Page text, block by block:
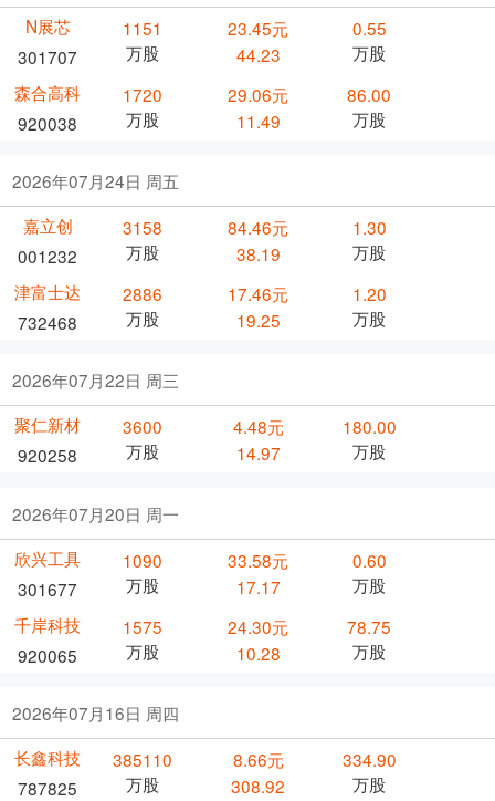
N展芯
301707
1151
万股
23.45元
44.23
0.55
万股
森合高科
920038
1720
万股
29.06元
11.49
86.00
万股
2026年07月24日 周五
嘉立创
001232
3158
万股
84.46元
38.19
1.30
万股
津富士达
732468
2886
万股
17.46元
19.25
1.20
万股
2026年07月22日 周三
聚仁新材
920258
3600
万股
4.48元
14.97
180.00
万股
2026年07月20日 周一
欣兴工具
301677
1090
万股
33.58元
17.17
0.60
万股
千岸科技
920065
1575
万股
24.30元
10.28
78.75
万股
2026年07月16日 周四
长鑫科技
787825
385110
万股
8.66元
308.92
334.90
万股